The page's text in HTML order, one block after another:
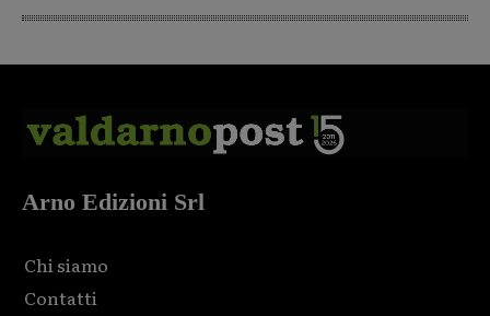
Arno Edizioni Srl
Chi siamo
Contatti